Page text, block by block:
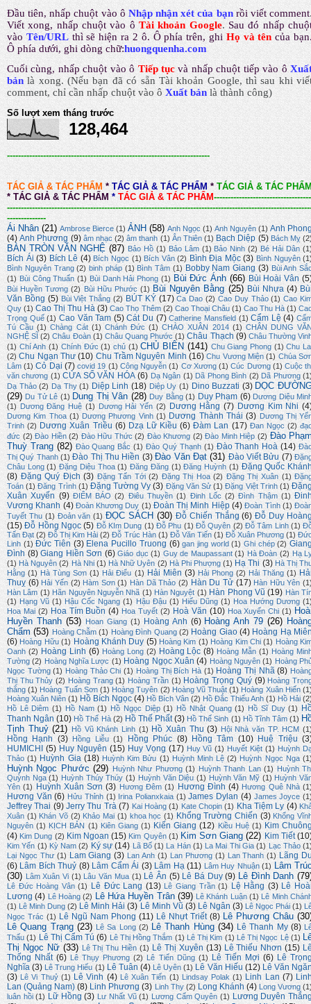
Đầu tiên, nhấp chuột vào ô Nhập nhận xét của bạn rồi viết comment
Viết xong, nhấp chuột vào ô Tài khoản Google. Sau đó nhấp
vào Tên/URL thì sẽ hiện ra 2 ô. Ô phía trên, ghiHọ và tên của
Ô phía dưới, ghi dòng chữ:huongquenha.com
Cuối cùng, nhấp chuột vào ô Tiếp tục và nhấp chuột tiếp vào ô
bản là xong.(Nếu bạn đã có sẵn Tài khoản Google, thì sau khi
comment, chỉ cần nhấp chuột vào ôXuất bảnlà thành công)
Số lượt xem tháng trước
128,464
-------------------------------------------------------------------------
TÁC GIẢ & TÁC PHẨM * TÁC GIẢ & TÁC PHẨM * TÁC GIẢ & TÁC
* TÁC GIẢ & TÁC PHẨM * TÁC GIẢ & TÁC PHẨM-----------------------------------
--------------
Ái Nhân (21) Ambrose Bierce (1) ẢNH (58) Anh Ngọc (1) Anh Nguyên (1) Anh
(4) Anh Phương (9) âm nhạc (2) âm thanh (1) Ân Thiên (1) Bạch Diệp (5) Bách Mỵ
BÀN TRÒN VĂN NGHỆ (87) Bảo Hồ (1) Bảo Lâm (1) Bảo Ninh (2) Bé Hải Dân
Bích Ái (3) Bích Lê (4) Bích Ngọc (1) Bích Vân (2) Bình Địa Mộc (3) Bình Nguyên
Bình Nguyên Trang (2) binh pháp (1) Bình Tâm (1) Bobby Nam Giang (3) Bùi Anh
(1) Bùi Công Thuấn (1) Bùi Danh Hải Phong (1) Bùi Đức Ánh (66) Bùi Hoài Vân
Bùi Huyền Tương (2) Bùi Hữu Phước (1) Bùi Nguyên Bằng (25) Bùi Nhựa (4)
Văn Bồng (5) Bùi Việt Thắng (2) BÚT KÝ (17) Ca Dao (2) Cao Duy Thảo (1) Cao
Quy (1) Cao Thị Thu Hà (3) Cao Thọ Thêm (2) Cao Thoại Châu (1) Cao Thu Hà (1)
Trọng Quế (1) Cao Văn Tam (5) Cát Du (7) Catherine Mansfield (1) Cẩm Lệ (4)
Tú Cầu (1) Chàng Cát (1) Chánh Đức (1) CHÀO XUÂN 2014 (1) CHÂN DUNG
NGHỆ SĨ (2) Châu Đoàn (1) Châu Quang Phước (1) Châu Thạch (9) Châu Thường
(1) Chí Anh (1) Chính Đức (1) chủ (1) CHỦ BIÊN (141) Chu Giang Phong (1) Chu
(2) Chu Ngạn Thư (10) Chu Trầm Nguyên Minh (16) Chu Vương Miện (1) Chúa
Lâm (1) Cỏ Dại (7) covid 19 (1) Công Nguyễn (1) Cơ Xương (1) Cúc Dương (1) Cuộc
văn chương (1) CỬA SỔ VĂN HÓA (6) Dạ Ngân (1) Dã Phong Bình (2) Dã Phương
Dạ Thảo (2) Dạ Thy (1) Diệp Linh (18) Diệp Uy (1) Dino Buzzati (3) DỌC
(29) Du Tử Lê (1) Dung Thị Vân (28) Duy Bằng (1) Duy Phạm (6) Dương Diệu
(1)
Dương Đăng Huệ (1) Dương Hải Yến (2) Dương Hằng (7) Dương Kim Nhi
Dương Kim Thoa (1) Dương Phương Vinh (1) Dương Thành Thái (3) Dương Thị
Trinh (2) Dương Xuân Triều (6) Dzạ Lữ Kiều (6) Đàm Lan (17) Đan Ngọc (2)
đức (2) Đào Hiền (2) Đào Hữu Thức (2) Đào Khương (2) Đào Minh Hiệp (2) Đào
Thuỳ Trang (82) Đào Quang Bắc (1) Đào Quý Thạnh (1) Đào Thanh Hoà (14)
Thị Quý Thanh (1) Đào Thị Thu Hiền (3) Đào Văn Đạt (31) Đào Viết Bửu (7)
Châu Long (1) Đặng Diệu Thoa (1) Đăng Đăng (1) Đăng Huỳnh (1) Đặng Quốc
(8) Đặng Quý Địch (3) Đặng Tấn Tới (2) Đặng Thị Hoa (2) Đặng Thị Xuân (1)
Toán (1) Đăng Trình (1) Đặng Tường Vy (3) Đặng Văn Sử (1) Đặng Việt Trinh (1)
Xuân Xuyến (9) ĐIỂM BÁO (2) Điêu Thuyền (1) Đinh Lốc (2) Đình Thậm (1)
Vương Khanh (4) Đoàn Khương Duy (1) Đoàn Thị Minh Hiệp (4) Đoàn Tình (1)
Tuyết Thu (1) Đoản văn (1) ĐỌC SÁCH (30) Đỗ Chiến Thắng (6) Đỗ Duy
(15) Đỗ Hồng Ngọc (5) Đỗ KIm Dung (1) Đỗ Phu (1) Đỗ Quyên (2) Đỗ Tâm Linh (1)
Tấn Đạt (2) Đỗ Thị Kim Hải (2) Đỗ Trúc Hàn (1) Đỗ Văn Tiến (1) Đỗ Xuân Phương (1)
Linh (1) Đức Tiên (3) Elena Pucillo Truong (6) gan jing world (1) Ghi chép (2)
Đình (8) Giang Hiền Sơn (6) Giáo dục (1) Guy de Maupassant (1) Hà Đoàn (2) Hạ
(1) Hà Nguyên (2) Hà Nhi (1) Hà Nhữ Uyên (2) Hà Phi Phượng (1) Hạ Thi (3) Hà Thị
Hằng (1) Hà Tùng Sơn (1) Hải Điểu (1) Hải Miên (3) Hải Phong (2) Hải Thăng (1)
Thuỵ (6) Hải Yến (2) Hàm Sơn (1) Hàn Dã Thảo (2) Hàn Du Tử (17) Hàn Hữu Yên
Hàn Lâm (1) Hãn Nguyên Nguyễn Nhã (1) Hàn Nguyệt (1) Hàn Phong Vũ (19) Hàn
(1) Hạng Vũ (1) Hậu Cốc Ngang (1) Hậu Đậu (1) Hiếu Dũng (1) Hoa Hướng Dương
Hoa Mai (2) Hoa Tím Buồn (4) Hoa Tuyết (2) Hoà Văn (10) Hoa Xuyến Chi (1)
Huyền Thanh (53) Hoan Giang (1) Hoàng Anh (6) Hoàng Anh 79 (26)
Chẩm (53) Hoàng Chẫm (1) Hoàng Đình Quang (2) Hoàng Giao (4) Hoàng Hạ
(6) Hoàng Hữu (1) Hoàng Khánh Duy (5) Hoàng Kim (1) Hoàng Kim Chi (1) Hoàng
Oanh (2) Hoàng Linh (6) Hoàng Long (2) Hoàng Lộc (8) Hoàng Mẫn (1) Hoàng
Tường (2) Hoàng Nghĩa Lược (1) Hoàng Ngọc Xuân (4) Hoàng Nguyên (1) Hoàng
Ngọc Tường (1) Hoàng Thảo Chi (1) Hoàng Thị Bích Hà (1) Hoàng Thị Nhã (8)
Thị Thu Thủy (2) Hoàng Trang (1) Hoàng Trần (1) Hoàng Trọng Quý (9) Hoàng
thắng (1) Hoàng Tuấn Sơn (1) Hoàng Tuyên (2) Hoàng Vũ Thuật (1) Hoàng Xuân Hiến
Hoàng Xuân Niên (1) Hồ Bích Ngọc (4) Hồ Bích Vân (2) Hồ Đắc Thiếu Anh (1) Hồ Hải
Hồ Lê Diêm (1) Hồ Nam (1) Hồ Ngọc Diệp (1) Hồ Nhật Quang (1) Hồ Sĩ Duy (1)
Thanh Ngân (10) Hồ Thế Hà (2) Hồ Thế Phất (3) Hồ Thế Sinh (1) Hồ Tĩnh Tâm (1)
Tịnh Thuỷ (21) Hồ Vũ Khánh Linh (1) Hồ Xuân Thu (3) Hội Nhà văn TP. HCM
Hồng Hạnh (3) Hồng Liễu (1) Hồng Phúc (8) Hồng Tâm (10) Huệ Triệu
HUMICHI
(5) Huy Nguyên (15) Huy Vọng (17) Huy Vũ (1) Huyết Kiệt (1) Huỳnh
Thảo (1) Huỳnh Gia (18) Huỳnh Kim Bửu (1) Huỳnh Minh Lệ (2) Huỳnh Ngọc Nga
Huỳnh Ngọc Phước (29) Huỳnh Như Phương (1) Huỳnh Thanh Lan (1)
Huỳnh
Quỳnh Nga (1) Huỳnh Thúy Thúy (1) Huỳnh Văn Diệu (1) Huỳnh Văn Mỹ (1) Huỳnh
Yên (1) Huỳnh Xuân Sơn (3) Hương Đêm (1) Hương Đình (4) Hương Quê Nhà
Hương Văn (6) Hửu Thỉnh (1) Irina Polianxkaia (1) James Dylan (4) James Joyce
Jeffrey Thai (9) Jerry Thu Trà (7) Kai Hoàng (1) Kate Chopin (1) Kha Tiệm Ly (4)
Xuân (1) Khán Võ (2) Khảo Mai (1) khoa học (1) Khổng Trường Chiến (3) Khổng
Nguyên (1) KỊCH BẢN (1) Kiên Giang (1) Kiến Giang (12) Kiều Huệ (1) Kim
(4) Kim Dung (2) Kim Ngoan (15) Kim Quyên (1) Kim Sơn Giang (22) Kim Tiết
Kim Yến (1) Kỳ Nam (2) Ký sự (14) Lã Bố (1) La Hán (1) La Mai Thi Gia (1) Lạc Thảo
Lại Ngọc Thư (1) Lam Giang (3) Lan Anh (1) Lan Phương (1) Lan Thanh (1) Lãng
(6) Lâm Bích Thuỷ (8) Lâm Cẩm Ái (3) Lâm Hạ (11) Lâm Huy Nhuận (1) Lâm
(30) Lâm Xuân Vi (1) Lâu Văn Mua (1) Lê Ân (5) Lê Bá Duy (9) Lê Đình Danh
Lê Đức Hoàng Vân (1) Lê Đức Lang (13) Lê Giang Trần (1) Lệ Hằng (3) Lê
Lương (4) Lê Hoàng (2) Lê Hứa Huyền Trân (39) Lê Khánh Luận (1) Lê Minh
(1) Lê Minh Dung (2) Lê Minh Hải (3) Lê Minh Vũ (3) Lê Ngân (3) Lê Ngọc Phái (1)
Ngọc Trác (1) Lê Ngũ Nam Phong (11) Lê Nhựt Triết (8) Lê Phương Châu
Lê Quang Trạng (23) Lê Sa Long (2) Lê Thanh Hùng (34) Lê Thanh My (8)
Thấu (1) Lê Thị Cẩm Tú (6) Lê Thị Hồng Thắm (1) Lê Thị Kim (1) Lê Thị Ngọc Lệ (1)
Thị Ngọc Nữ (33) Lê Thị Thu Hiền (1) Lê Thị Xuyên (13) Lê Thiếu Nhơn (15)
Thống Nhất (6) Lê Thụy Phương (2) Lê Tiến Dũng (1) Lê Tiến Mợi (6) Lê
Nghĩa (3) Lê Trung Hiếu (1) Lê Tuân (4) Lê Uyên (1) Lê Văn Hiếu (12) Lê Văn
(3) Lê Vi Thuỷ (1) Lê Vinh (4) Lê Xuân Tiến (1) Lindsay Polak (1) Linh Lan (7)
Lan (Quảng Nam) (8) Linh Phương (3) Linh Thy (2) Long Khánh (4) Long Vương
luân hồi (1) Lữ Hồng (3) Lư Nhất Vũ (1) Lương Cẩm Quyên (1) Lương Duyên